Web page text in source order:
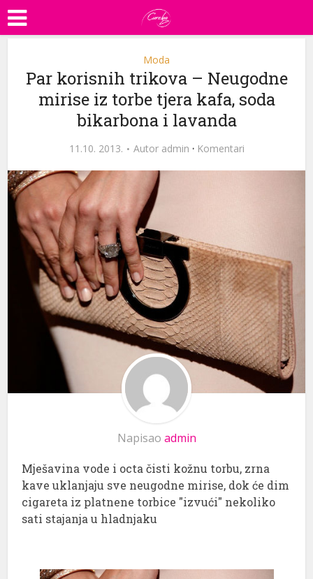
Moda
Par korisnih trikova – Neugodne
mirise iz torbe tjera kafa, soda
bikarbona i lavanda
11.10. 2013. Autor admin · Komentari
Napisao admin
Mješavina vode i octa čisti kožnu torbu, zrna
kave uklanjaju sve neugodne mirise, dok će dim
cigareta iz platnene torbice "izvući" nekoliko
sati stajanja u hladnjaku